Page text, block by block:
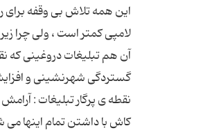
این همه تلاش بی وقفه برای
لامپی كمتر است ، ولی چرا
آن هم تبلیغات دروغینی كه
گستردگی شهرنشینی و
نقطه ی پرگار تبلیغات :
كاش با داشتن تمام اینها